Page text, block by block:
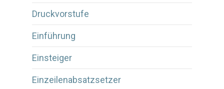
Druckvorstufe
Einführung
Einsteiger
Einzeilenabsatzsetzer